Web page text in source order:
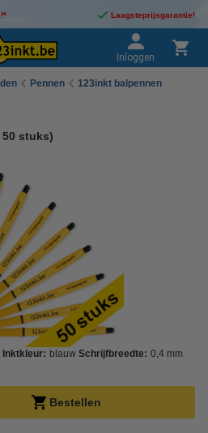
Laagsteprijsgarantie!
Inloggen
Pennen
123inkt balpennen
stuks)
Inktkleur: blauw Schrijfbreedte: 0,4 mm
Bestellen